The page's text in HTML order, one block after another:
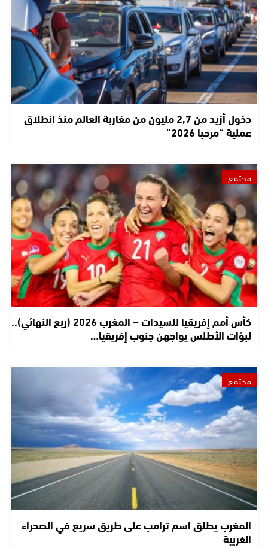
دخول أزيد من 2,7 مليون من مغاربة العالم منذ انطلاق
عملية “مرحبا 2026”
مجتمع
كأس أمم إفريقيا للسيدات – المغرب 2026 (ربع النهائي)..
لبؤات الأطلس يواجهن جنوب إفريقيا…
مجتمع
المغرب يطلق اسم ترامب على طريق سريع في الصحراء
الغربية